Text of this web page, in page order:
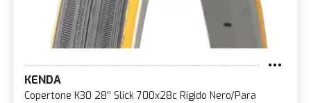
KENDA
Copertone K30 28'' Slick 700x28c Rigido Nero/Para